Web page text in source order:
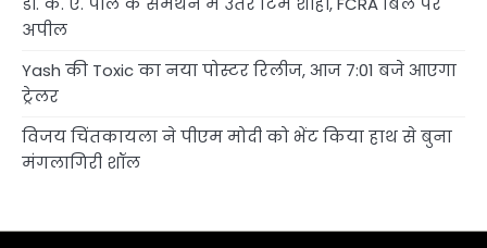
अपील
Yash की Toxic का नया पोस्टर रिलीज, आज 7:01 बजे आएगा
ट्रेलर
विजय चिंतकायला ने पीएम मोदी को भेंट किया हाथ से बुना
मंगलागिरी शॉल